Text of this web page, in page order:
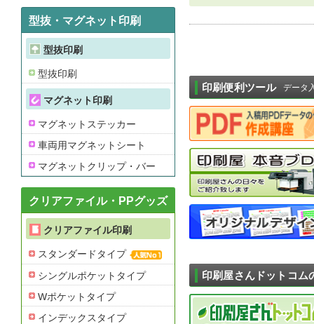
印刷便利ツール データ
印刷屋さんドットコム
型抜・マグネット印刷
型抜印刷
型抜印刷
マグネット印刷
マグネットステッカー
車両用マグネットシート
マグネットクリップ・バー
クリアファイル・PPグッズ
クリアファイル印刷
スタンダードタイプ
シングルポケットタイプ
Wポケットタイプ
インデックスタイプ